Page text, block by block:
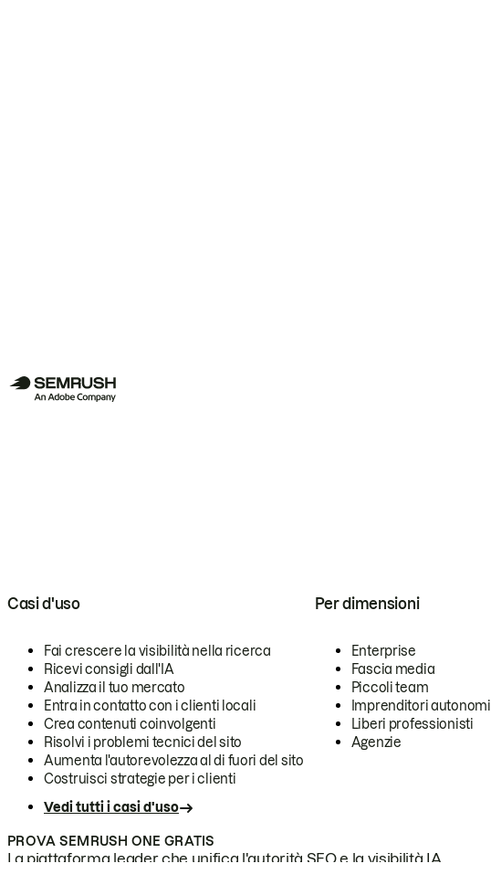
Casi d'uso
Fai crescere la visibilità nella ricerca
Ricevi consigli dall'IA
Analizza il tuo mercato
Entra in contatto con i clienti locali
Crea contenuti coinvolgenti
Risolvi i problemi tecnici del sito
Aumenta l'autorevolezza al di fuori del sito
Costruisci strategie per i clienti
Vedi tutti i casi d'uso
Per dimensioni
Enterprise
Fascia media
Piccoli team
Imprenditori autonomi
Liberi professionisti
Agenzie
PROVA SEMRUSH ONE GRATIS
La piattaforma leader che unifica l'autorità SEO e la visibilità IA.